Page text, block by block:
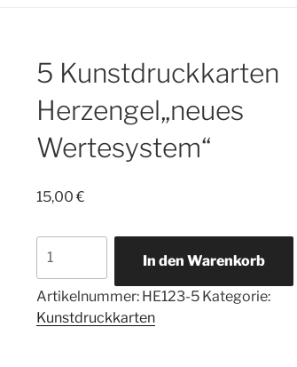
5 Kunstdruckkarten
Herzengel„neues
Wertesystem“
15,00€
Kunstdruckkarten
Herzengel„neues
Wertesystem“
Menge
In den Warenkorb
Artikelnummer: HE123-5 Kategorie:
Kunstdruckkarten